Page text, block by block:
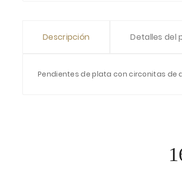
Descripción Detalles del
Pendientes de plata con circonitas de